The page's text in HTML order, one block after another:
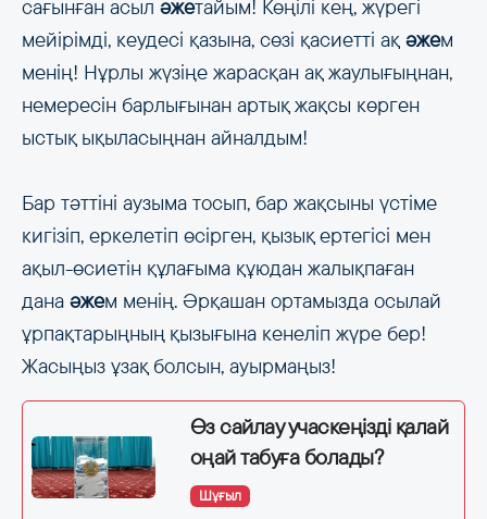
сағынған асыл әжетайым! Көңілі кең, жүрегі
мейірімді, кеудесі қазына, сөзі қасиетті ақ әжем
менің! Нұрлы жүзіңе жарасқан ақ жаулығыңнан,
немересін барлығынан артық жақсы көрген
ыстық ықыласыңнан айналдым!
Бар тәттіні аузыма тосып, бар жақсыны үстіме
кигізіп, еркелетіп өсірген, қызық ертегісі мен
ақыл-өсиетін құлағыма құюдан жалықпаған
дана әжем менің. Әрқашан ортамызда осылай
ұрпақтарыңның қызығына кенеліп жүре бер!
Жасыңыз ұзақ болсын, ауырмаңыз!
Өз сайлау учаскеңізді қалай
оңай табуға болады?
Шұғыл